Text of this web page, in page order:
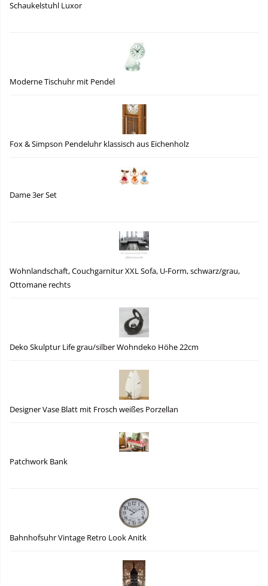
Schaukelstuhl Luxor
Moderne Tischuhr mit Pendel
Fox & Simpson Pendeluhr klassisch aus Eichenholz
Dame 3er Set
Wohnlandschaft, Couchgarnitur XXL Sofa, U-Form, schwarz/grau,
Ottomane rechts
Deko Skulptur Life grau/silber Wohndeko Höhe 22cm
Designer Vase Blatt mit Frosch weißes Porzellan
Patchwork Bank
Bahnhofsuhr Vintage Retro Look Anitk